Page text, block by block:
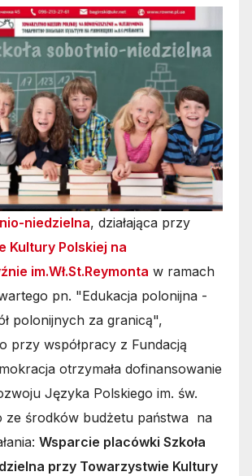
niedzielna, działająca przy
Kultury Polskiej na
im.Wł.St.Reymonta w ramach
pn. "Edukacja polonijna -
polonijnych za granicą",
przy współpracy z Fundacją
otrzymała dofinansowanie
Języka Polskiego im. św.
ze środków budżetu państwa na
Wsparcie placówki Szkoła
przy Towarzystwie Kultury